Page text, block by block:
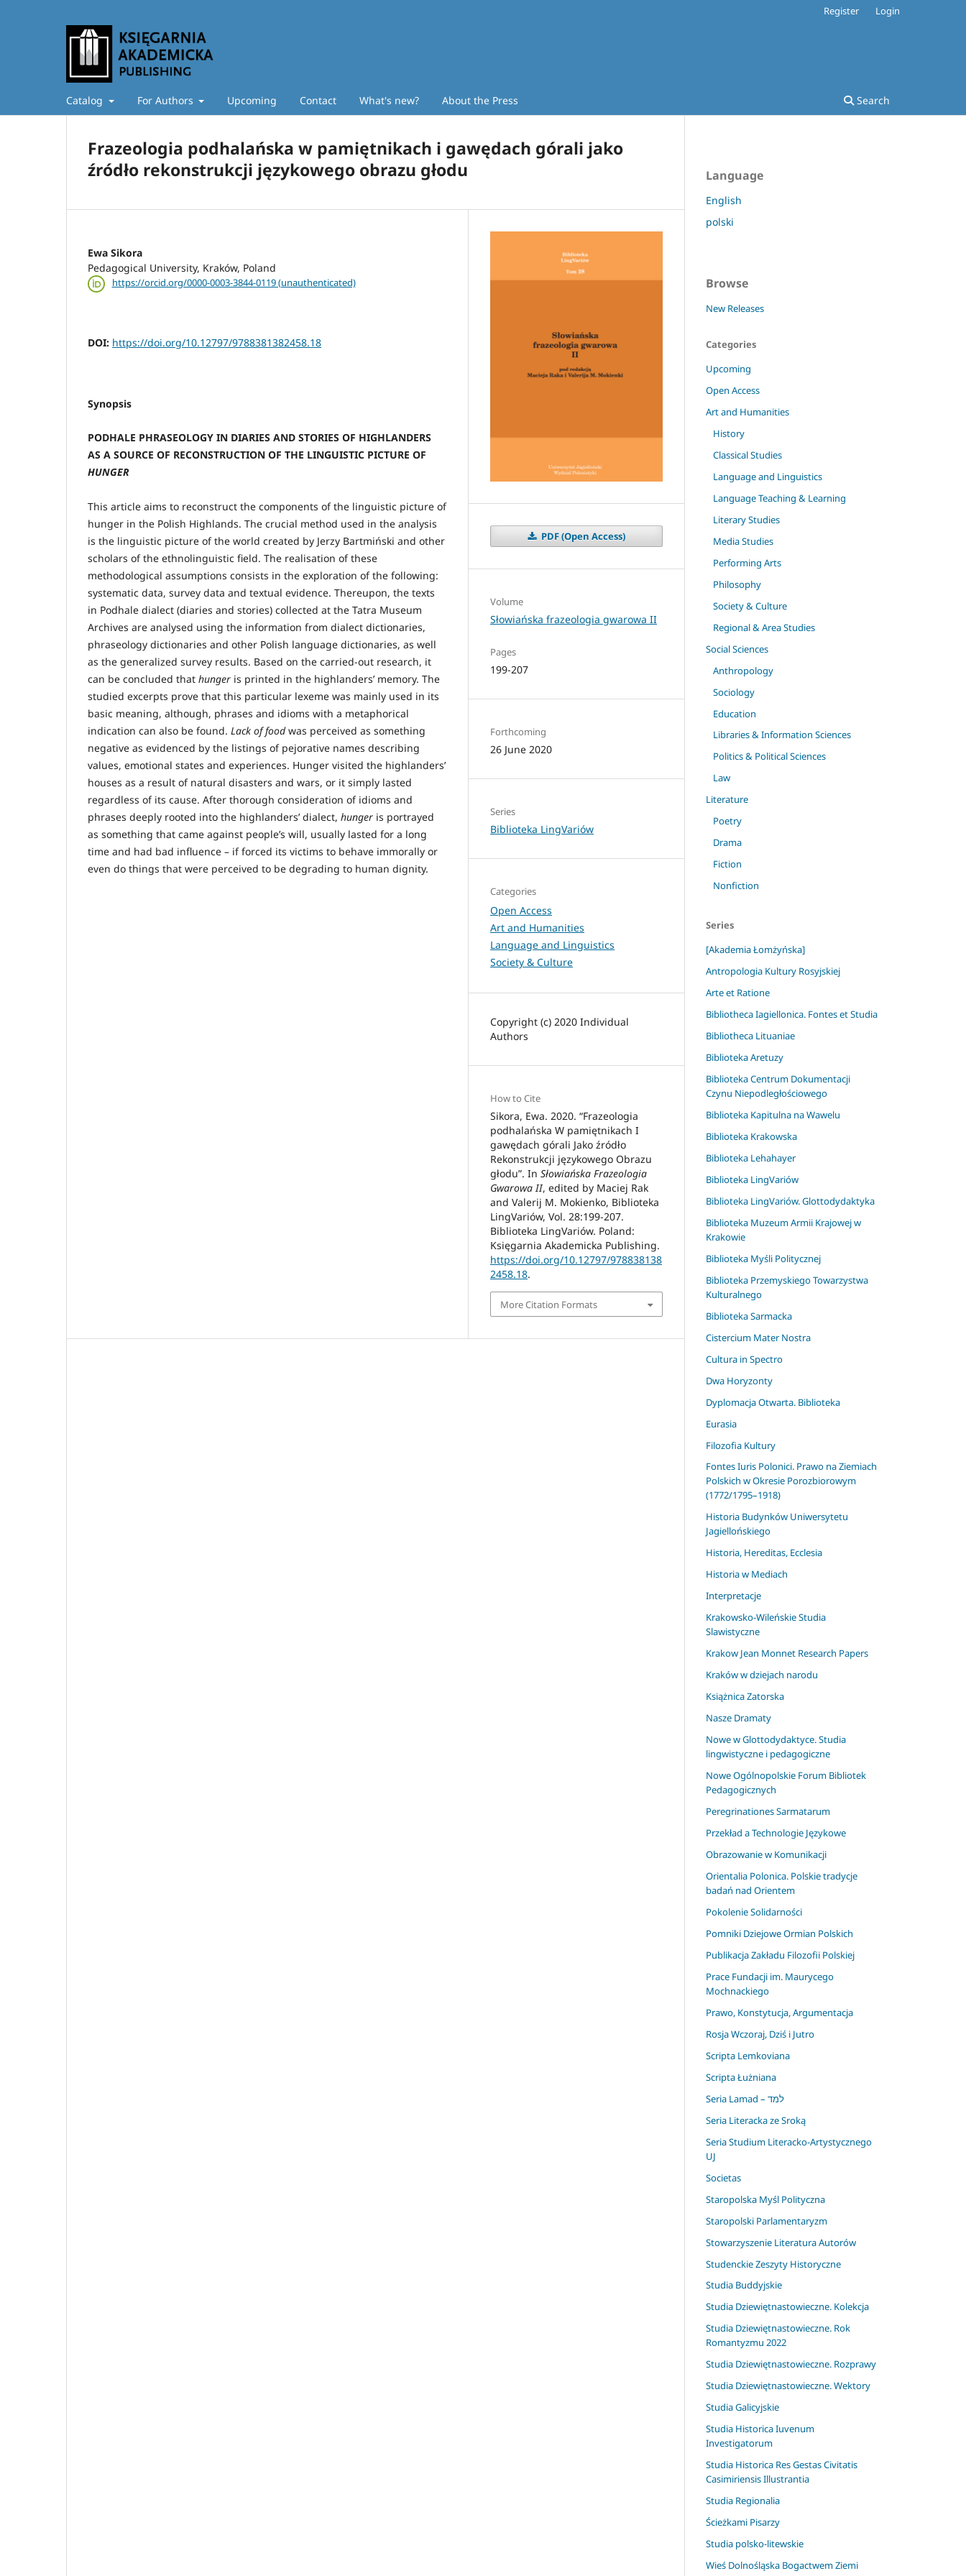
Catalog For Authors Upcoming Contact What's new? About the Press Search
Register Login
Frazeologia podhalańska w pamiętnikach i gawędach górali jako
źródło rekonstrukcji językowego obrazu głodu
Ewa Sikora
Pedagogical University, Kraków, Poland
https://orcid.org/0000-0003-3844-0119 (unauthenticated)
DOI: https://doi.org/10.12797/9788381382458.18
Synopsis
PODHALE PHRASEOLOGY IN DIARIES AND STORIES OF HIGHLANDERS
AS A SOURCE OF RECONSTRUCTION OF THE LINGUISTIC PICTURE OF
HUNGER
This article aims to reconstruct the components of the linguistic picture of
hunger in the Polish Highlands. The crucial method used in the analysis
is the linguistic picture of the world created by Jerzy Bartmiński and other
scholars of the ethnolinguistic field. The realisation of these
methodological assumptions consists in the exploration of the following:
systematic data, survey data and textual evidence. Thereupon, the texts
in Podhale dialect (diaries and stories) collected at the Tatra Museum
Archives are analysed using the information from dialect dictionaries,
phraseology dictionaries and other Polish language dictionaries, as well
as the generalized survey results. Based on the carried-out research, it
can be concluded that hunger is printed in the highlanders’ memory. The
studied excerpts prove that this particular lexeme was mainly used in its
basic meaning, although, phrases and idioms with a metaphorical
indication can also be found. Lack of foodwas perceived as something
negative as evidenced by the listings of pejorative names describing
values, emotional states and experiences. Hunger visited the highlanders’
houses as a result of natural disasters and wars, or it simply lasted
regardless of its cause. After thorough consideration of idioms and
phrases deeply rooted into the highlanders’ dialect, hunger is portrayed
as something that came against people’s will, usually lasted for a long
time and had bad influence – if forced its victims to behave immorally or
even do things that were perceived to be degrading to human dignity.
PDF (Open Access)
Volume
Słowiańska frazeologia gwarowa II
Pages
199-207
Forthcoming
26 June 2020
Series
Biblioteka LingVariów
Categories
Open Access
Art and Humanities
Language and Linguistics
Society & Culture
Copyright (c) 2020 Individual
Authors
How to Cite
Sikora, Ewa. 2020. “Frazeologia
podhalańska W pamiętnikach I
gawędach górali Jako źródło
Rekonstrukcji językowego Obrazu
głodu”. In Słowiańska Frazeologia
Gwarowa II, edited by Maciej Rak
and Valerij M. Mokienko, Biblioteka
LingVariów, Vol. 28:199-207.
Biblioteka LingVariów. Poland:
Księgarnia Akademicka Publishing.
https://doi.org/10.12797/978838138
2458.18.
More Citation Formats
Language
English
polski
Browse
New Releases
Categories
Upcoming
Open Access
Art and Humanities
History
Classical Studies
Language and Linguistics
Language Teaching & Learning
Literary Studies
Media Studies
Performing Arts
Philosophy
Society & Culture
Regional & Area Studies
Social Sciences
Anthropology
Sociology
Education
Libraries & Information Sciences
Politics & Political Sciences
Law
Literature
Poetry
Drama
Fiction
Nonfiction
Series
[Akademia Łomżyńska]
Antropologia Kultury Rosyjskiej
Arte et Ratione
Bibliotheca Iagiellonica. Fontes et Studia
Bibliotheca Lituaniae
Biblioteka Aretuzy
Biblioteka Centrum Dokumentacji
Czynu Niepodległościowego
Biblioteka Kapitulna na Wawelu
Biblioteka Krakowska
Biblioteka Lehahayer
Biblioteka LingVariów
Biblioteka LingVariów. Glottodydaktyka
Biblioteka Muzeum Armii Krajowej w
Krakowie
Biblioteka Myśli Politycznej
Biblioteka Przemyskiego Towarzystwa
Kulturalnego
Biblioteka Sarmacka
Cistercium Mater Nostra
Cultura in Spectro
Dwa Horyzonty
Dyplomacja Otwarta. Biblioteka
Eurasia
Filozofia Kultury
Fontes Iuris Polonici. Prawo na Ziemiach
Polskich w Okresie Porozbiorowym
(1772/1795–1918)
Historia Budynków Uniwersytetu
Jagiellońskiego
Historia, Hereditas, Ecclesia
Historia w Mediach
Interpretacje
Krakowsko-Wileńskie Studia
Slawistyczne
Krakow Jean Monnet Research Papers
Kraków w dziejach narodu
Książnica Zatorska
Nasze Dramaty
Nowe w Glottodydaktyce. Studia
lingwistyczne i pedagogiczne
Nowe Ogólnopolskie Forum Bibliotek
Pedagogicznych
Peregrinationes Sarmatarum
Przekład a Technologie Językowe
Obrazowanie w Komunikacji
Orientalia Polonica. Polskie tradycje
badań nad Orientem
Pokolenie Solidarności
Pomniki Dziejowe Ormian Polskich
Publikacja Zakładu Filozofii Polskiej
Prace Fundacji im. Maurycego
Mochnackiego
Prawo, Konstytucja, Argumentacja
Rosja Wczoraj, Dziś i Jutro
Scripta Lemkoviana
Scripta Łużniana
Seria Lamad – למד
Seria Literacka ze Sroką
Seria Studium Literacko-Artystycznego
UJ
Societas
Staropolska Myśl Polityczna
Staropolski Parlamentaryzm
Stowarzyszenie Literatura Autorów
Studenckie Zeszyty Historyczne
Studia Buddyjskie
Studia Dziewiętnastowieczne. Kolekcja
Studia Dziewiętnastowieczne. Rok
Romantyzmu 2022
Studia Dziewiętnastowieczne. Rozprawy
Studia Dziewiętnastowieczne. Wektory
Studia Galicyjskie
Studia Historica Iuvenum
Investigatorum
Studia Historica Res Gestas Civitatis
Casimiriensis Illustrantia
Studia Regionalia
Ścieżkami Pisarzy
Studia polsko-litewskie
Wieś Dolnośląska Bogactwem Ziemi